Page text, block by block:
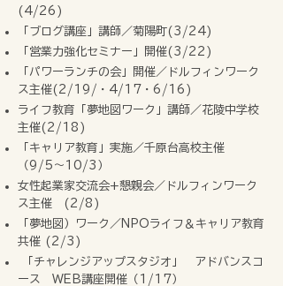
(4/26)
「ブログ講座」講師／菊陽町(3/24)
「営業力強化セミナー」開催(3/22)
「パワーランチの会」開催／ドルフィンワーク
ス主催(2/19/・4/17・6/16)
ライフ教育「夢地図ワーク」講師／花陵中学校
主催(2/18)
「キャリア教育」実施／千原台高校主催
（9/5〜10/3）
女性起業家交流会+懇親会／ドルフィンワーク
ス主催 (2/8)
「夢地図）ワーク／NPOライフ＆キャリア教育
共催 (2/3)
「チャレンジアップスタジオ」 アドバンスコ
ース WEB講座開催（1/17）